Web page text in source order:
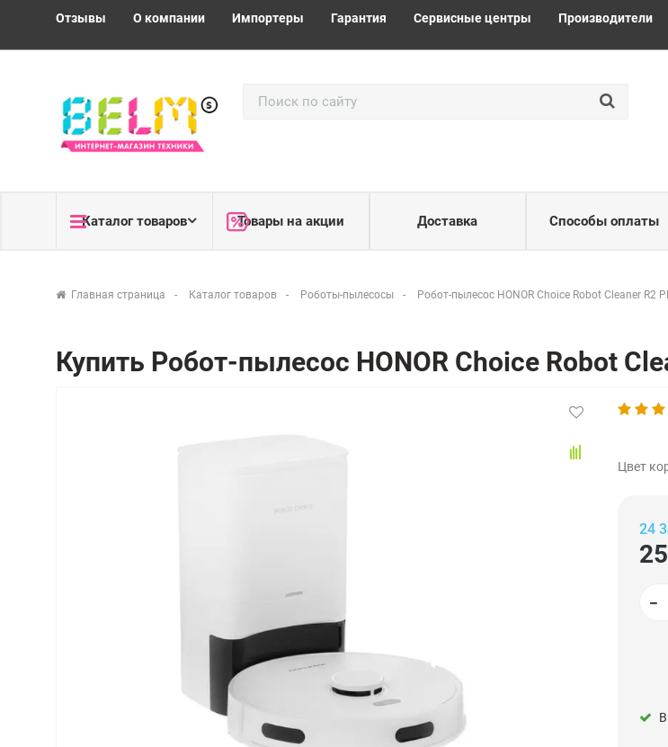
Отзывы О компании Импортеры Гарантия Сервисные центры Производители
Каталог товаров Товары на акции Доставка Способы оплаты
Главная страница Каталог товаров Роботы-пылесосы Робот-пылесос HONOR Choice Robot Cleaner R2
Купить Робот-пылесос HONOR Choice Robot
Цвет
24